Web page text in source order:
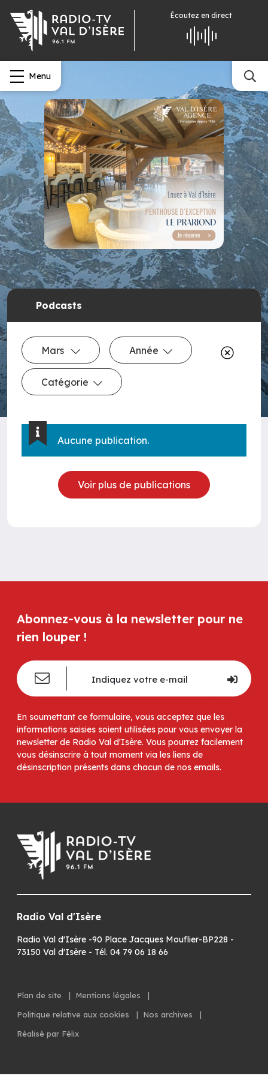
Écoutez en direct
Menu
Podcasts
Mars Année
Catégorie
Aucune publication.
Voir plus de publications
Abonnez-vous à la newsletter pour ne
rien louper !
En soumettant ce formulaire, vous acceptez que les
informations saisies soient utilisées pour vous envoyer la
newsletter de Radio Val d'Isère. Vous pourrez facilement
vous désinscrire à tout moment via les liens de
désinscription présents dans chacun de nos emails.
Radio Val d'Isère
Radio Val d'Isère -90 Place Jacques Mouflier-BP228 -
73150 Val d'Isère - Tél. 04 79 06 18 66
Plan de site | Mentions légales
|
Politique relative aux cookies
| Nos archives
|
Réalisé par Félix